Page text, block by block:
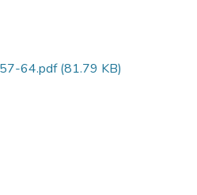
64.pdf(81.79 KB)